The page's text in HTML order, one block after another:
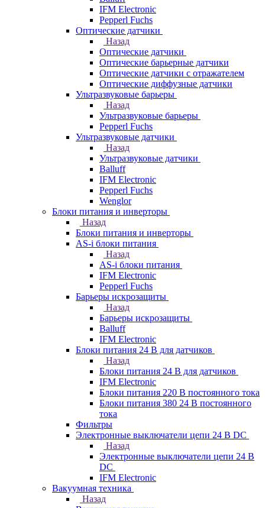
IFM Electronic
Pepperl Fuchs
Оптические датчики
Назад
Оптические датчики
Оптические барьерные датчики
Оптические датчики с отражателем
Оптические диффузные датчики
Ультразвуковые барьеры
Назад
Ультразвуковые барьеры
Pepperl Fuchs
Ультразвуковые датчики
Назад
Ультразвуковые датчики
Balluff
IFM Electronic
Pepperl Fuchs
Wenglor
Блоки питания и инверторы
Назад
Блоки питания и инверторы
AS-i блоки питания
Назад
AS-i блоки питания
IFM Electronic
Pepperl Fuchs
Барьеры искрозащиты
Назад
Барьеры искрозащиты
Balluff
IFM Electronic
Блоки питания 24 В для датчиков
Назад
Блоки питания 24 В для датчиков
IFM Electronic
Блоки питания 220 В постоянного тока
Блоки питания 380 24 В постоянного
тока
Фильтры
Электронные выключатели цепи 24 В DC
Назад
Электронные выключатели цепи 24 В
DC
IFM Electronic
Вакуумная техника
Назад